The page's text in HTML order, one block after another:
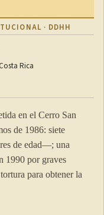
· DDHH
Rica
en el Cerro San
de 1986: siete
de edad—; una
1990 por graves
para obtener la